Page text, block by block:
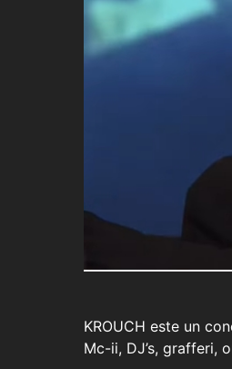
KROUCH este un
Mc-ii, DJ’s, grafferi,